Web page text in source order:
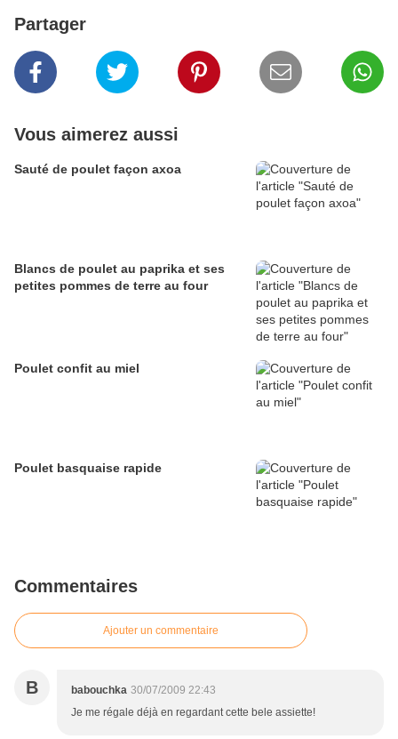
Partager
Vous aimerez aussi
Sauté de poulet façon axoa
Blancs de poulet au paprika et ses
petites pommes de terre au four
Poulet confit au miel
Poulet basquaise rapide
Commentaires
Ajouter un commentaire
B babouchka 30/07/2009 22:43
Je me régale déjà en regardant cette bele assiette!